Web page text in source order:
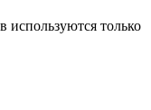
только